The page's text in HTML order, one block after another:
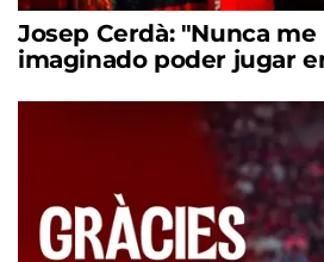
Josep Cerdà: "Nunca
imaginado poder jugar